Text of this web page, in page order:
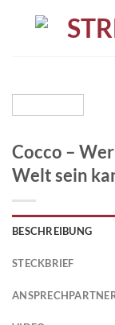
Cocco –
Welt sein
BESCHREIBUNG
STECKBRIEF